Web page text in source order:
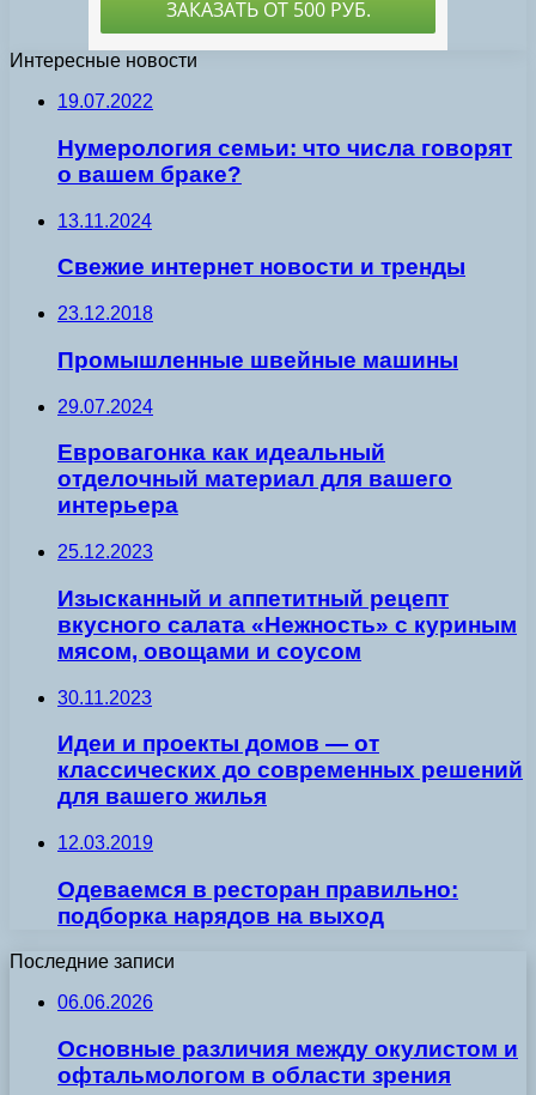
Интересные новости
19.07.2022
Нумерология семьи: что числа говорят
о вашем браке?
13.11.2024
Свежие интернет новости и тренды
23.12.2018
Промышленные швейные машины
29.07.2024
Евровагонка как идеальный
отделочный материал для вашего
интерьера
25.12.2023
Изысканный и аппетитный рецепт
вкусного салата «Нежность» с куриным
мясом, овощами и соусом
30.11.2023
Идеи и проекты домов — от
классических до современных решений
для вашего жилья
12.03.2019
Одеваемся в ресторан правильно:
подборка нарядов на выход
Последние записи
06.06.2026
Основные различия между окулистом и
офтальмологом в области зрения